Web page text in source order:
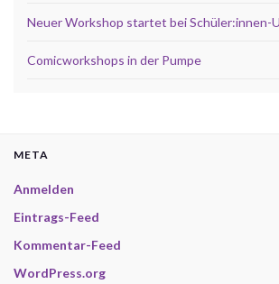
Neuer Workshop startet bei Schüler:innen-
Comicworkshops in der Pumpe
META
Anmelden
Eintrags-Feed
Kommentar-Feed
WordPress.org